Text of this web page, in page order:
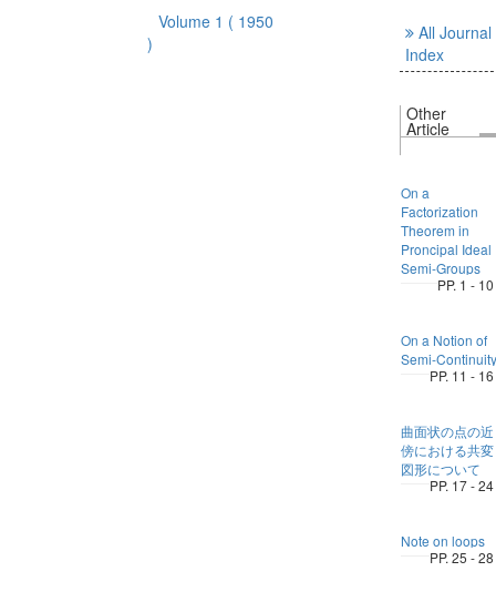
Volume 1 ( 1950
)
All Journal
Index
Other
Article
On a
Factorization
Theorem in
Proncipal Ideal
Semi-Groups
PP. 1 - 10
On a Notion of
Semi-Continuity
PP. 11 - 16
曲面状の点の近
傍における共変
図形について
PP. 17 - 24
Note on loops
PP. 25 - 28